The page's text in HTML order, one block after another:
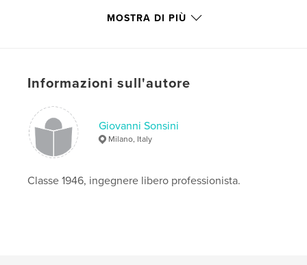
MOSTRA DI PIÙ
Informazioni sull'autore
Giovanni Sonsini
Milano, Italy
Classe 1946, ingegnere libero professionista.